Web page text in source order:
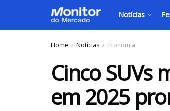
Notícias
Home Notícias Economia
Cinco SUVs
em 2025